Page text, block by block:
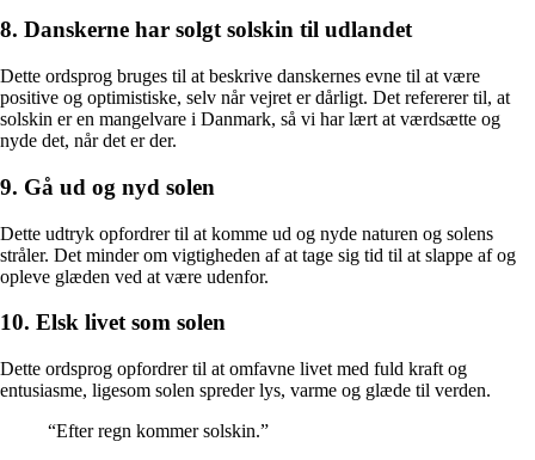
8. Danskerne har solgt solskin til udlandet
Dette ordsprog bruges til at beskrive danskernes evne til at være
positive og optimistiske, selv når vejret er dårligt. Det refererer til, at
solskin er en mangelvare i Danmark, så vi har lært at værdsætte og
nyde det, når det er der.
9. Gå ud og nyd solen
Dette udtryk opfordrer til at komme ud og nyde naturen og solens
stråler. Det minder om vigtigheden af ​​at tage sig tid til at slappe af og
opleve glæden ved at være udenfor.
10. Elsk livet som solen
Dette ordsprog opfordrer til at omfavne livet med fuld kraft og
entusiasme, ligesom solen spreder lys, varme og glæde til verden.
“Efter regn kommer solskin.”